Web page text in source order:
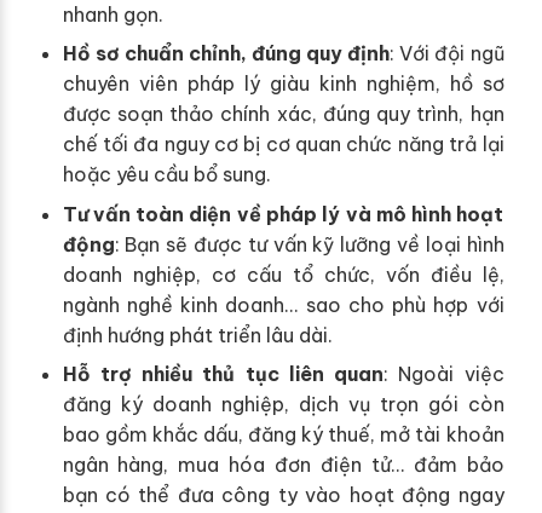
nhanh gọn.
Hồ sơ chuẩn chỉnh, đúng quy định: Với đội ngũ
chuyên viên pháp lý giàu kinh nghiệm, hồ sơ
được soạn thảo chính xác, đúng quy trình, hạn
chế tối đa nguy cơ bị cơ quan chức năng trả lại
hoặc yêu cầu bổ sung.
Tư vấn toàn diện về pháp lý và mô hình hoạt
động: Bạn sẽ được tư vấn kỹ lưỡng về loại hình
doanh nghiệp, cơ cấu tổ chức, vốn điều lệ,
ngành nghề kinh doanh… sao cho phù hợp với
định hướng phát triển lâu dài.
Hỗ trợ nhiều thủ tục liên quan: Ngoài việc
đăng ký doanh nghiệp, dịch vụ trọn gói còn
bao gồm khắc dấu, đăng ký thuế, mở tài khoản
ngân hàng, mua hóa đơn điện tử… đảm bảo
bạn có thể đưa công ty vào hoạt động ngay